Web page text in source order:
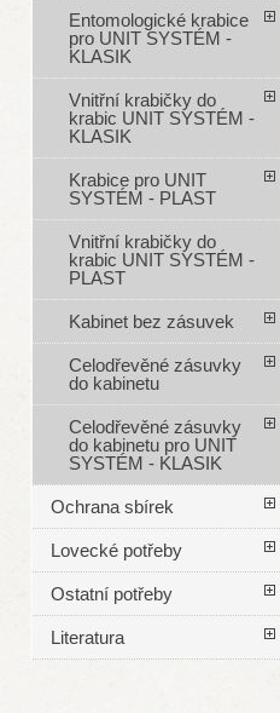
Entomologické krabice
pro UNIT SYSTÉM -
KLASIK
Vnitřní krabičky do
krabic UNIT SYSTÉM -
KLASIK
Krabice pro UNIT
SYSTÉM - PLAST
Vnitřní krabičky do
krabic UNIT SYSTÉM -
PLAST
Kabinet bez zásuvek
Celodřevěné zásuvky
do kabinetu
Celodřevěné zásuvky
do kabinetu pro UNIT
SYSTÉM - KLASIK
Ochrana sbírek
Lovecké potřeby
Ostatní potřeby
Literatura